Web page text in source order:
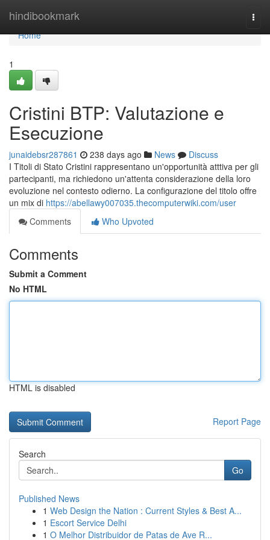
hindibookmark
Home
Home
1
Cristini BTP: Valutazione e
Esecuzione
junaidebsr287861 238 days ago News
Discuss
I Titoli di Stato Cristini rappresentano un'opportunità atttiva per gli
partecipanti, ma richiedono un'attenta considerazione della loro
evoluzione nel contesto odierno. La configurazione del titolo offre
un mix di https://abellawy007035.thecomputerwiki.com/user
Comments
Who Upvoted
Comments
Submit a Comment
No HTML
HTML is disabled
Report Page
Search
Go
Published News
1 Web Design the Nation : Current Styles & Best A...
1 Escort Service Delhi
1 O Melhor Distribuidor de Patas de Ave R...